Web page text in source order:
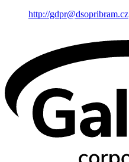
http://gdpr@dsopribram.cz